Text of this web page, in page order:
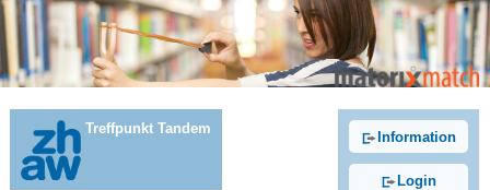
Information
Login
Treffpunkt Tandem